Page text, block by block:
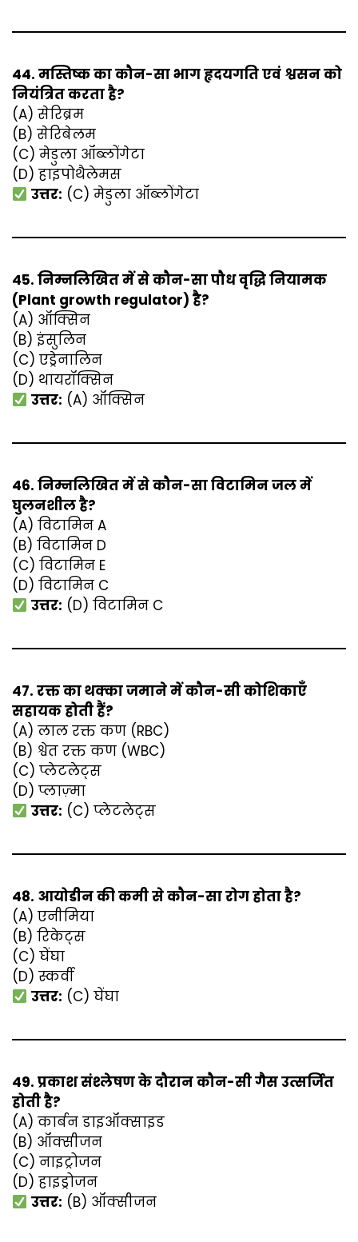
44. मस्तिष्क का कौन-सा भाग हृदयगति एवं श्वसन को
नियंत्रित करता है?
(A) सेरिब्रम
(B) सेरिबेलम
(C) मेडुला ऑब्लोंगेटा
(D) हाइपोथैलेमस
उत्तर: (C) मेडुला ऑब्लोंगेटा
45. निम्नलिखित में से कौन-सा पौध वृद्धि नियामक
(Plant growth regulator) है?
(A) ऑक्सिन
(B) इंसुलिन
(C) एड्रेनालिन
(D) थायरॉक्सिन
उत्तर: (A) ऑक्सिन
46. निम्नलिखित में से कौन-सा विटामिन जल में
घुलनशील है?
(A) विटामिन A
(B) विटामिन D
(C) विटामिन E
(D) विटामिन C
उत्तर: (D) विटामिन C
47. रक्त का थक्का जमाने में कौन-सी कोशिकाएँ
सहायक होती हैं?
(A) लाल रक्त कण (RBC)
(B) श्वेत रक्त कण (WBC)
(C) प्लेटलेट्स
(D) प्लाज़्मा
उत्तर: (C) प्लेटलेट्स
48. आयोडीन की कमी से कौन-सा रोग होता है?
(A) एनीमिया
(B) रिकेट्स
(C) घेंघा
(D) स्कर्वी
उत्तर: (C) घेंघा
49. प्रकाश संश्लेषण के दौरान कौन-सी गैस उत्सर्जित
होती है?
(A) कार्बन डाइऑक्साइड
(B) ऑक्सीजन
(C) नाइट्रोजन
(D) हाइड्रोजन
उत्तर: (B) ऑक्सीजन